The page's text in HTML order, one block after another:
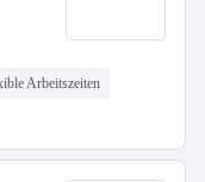
Arbeitszeiten